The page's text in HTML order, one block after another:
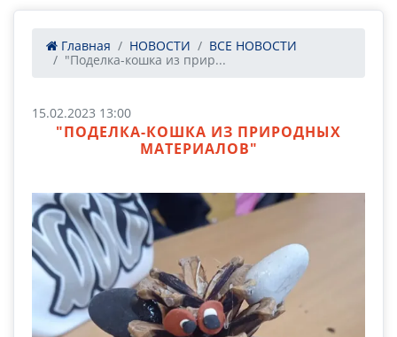
Главная НОВОСТИ
ВСЕ НОВОСТИ
"Поделка-кошка из прир...
15.02.2023 13:00
"ПОДЕЛКА-КОШКА ИЗ ПРИРОДНЫХ
МАТЕРИАЛОВ"